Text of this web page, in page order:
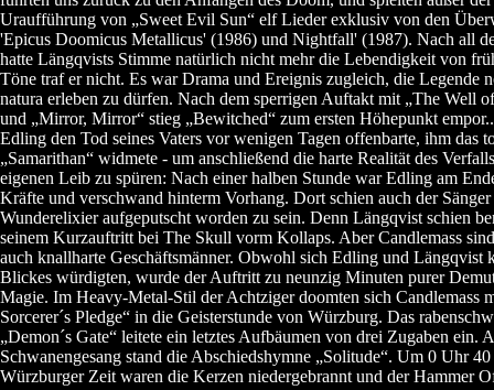
Uraufführung von „Sweet Evil Sun“ elf Lieder exklusiv von den
'Epicus Doomicus Metallicus' (1986) und Nightfall' (1987). Nach all
hatte Längqvists Stimme natürlich nicht mehr die Lebendigkeit von
Töne traf er nicht. Es war Drama und Ereignis zugleich, die Legende
natura erleben zu dürfen. Nach dem sperrigen Auftakt mit „The Well
und „Mirror, Mirror“ stieg „Bewitched“ zum ersten Höhepunkt
Edling den Tod seines Vaters vor wenigen Tagen offenbarte, ihm das
„Samarithan“ widmete - um anschließend die harte Realität des
eigenen Leib zu spüren: Nach einer halben Stunde war Edling am
Kräfte und verschwand hinterm Vorhang. Dort schien auch der
Wunderelixier aufgeputscht worden zu sein. Denn Längqvist schien
seinem Kurzauftritt bei The Skull vorm Kollaps. Aber Candlemass
auch knallharte Geschäftsmänner. Obwohl sich Edling und Längqvist
Blickes würdigten, wurde der Auftritt zu neunzig Minuten purer
Magie. Im Heavy-Metal-Stil der Achtziger doomten sich Candlemass
Sorcerer´s Pledge“ in die Geisterstunde von Würzburg. Das
„Demon´s Gate“ leitete ein letztes Aufbäumen von drei Zugaben ein.
Schwanengesang stand die Abschiedshymne „Solitude“. Um 0 Uhr 40
Würzburger Zeit waren die Kerzen niedergebrannt und der Hammer